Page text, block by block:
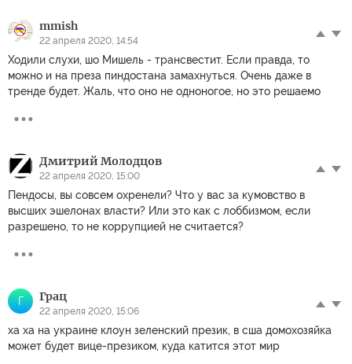
mmish
22 апреля 2020, 14:54
Ходили слухи, шо Мишель - трансвестит. Если правда, то
можно и на преза пиндостана замахнуться. Очень даже в
тренде будет. Жаль, что оно не одноногое, но это решаемо
Дмитрий Молодцов
22 апреля 2020, 15:00
Пендосы, вы совсем охренели? Что у вас за кумовство в
высших эшелонах власти? Или это как с лоббизмом, если
разрешено, то не коррупцией не считается?
Г Грац
22 апреля 2020, 15:06
ха ха на украине клоун зеленский презик, в сша домохозяйка
может будет вице-презиком, куда катится этот мир